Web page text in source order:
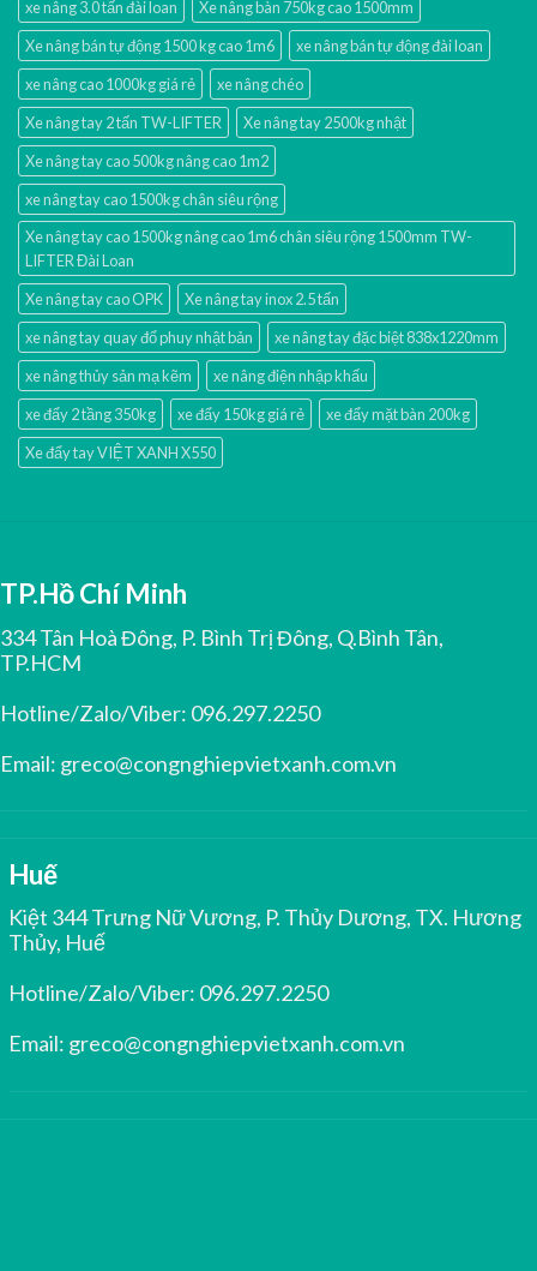
xe nâng 3.0 tấn đài loan
Xe nâng bàn 750kg cao 1500mm
Xe nâng bán tự động 1500 kg cao 1m6
xe nâng bán tự động đài loan
xe nâng cao 1000kg giá rẻ
xe nâng chéo
Xe nâng tay 2 tấn TW-LIFTER
Xe nâng tay 2500kg nhật
Xe nâng tay cao 500kg nâng cao 1m2
xe nâng tay cao 1500kg chân siêu rộng
Xe nâng tay cao 1500kg nâng cao 1m6 chân siêu rộng 1500mm TW-
LIFTER Đài Loan
Xe nâng tay cao OPK
Xe nâng tay inox 2.5 tấn
xe nâng tay quay đổ phuy nhật bản
xe nâng tay đặc biệt 838x1220mm
xe nâng thủy sản mạ kẽm
xe nâng điện nhập khấu
xe đẩy 2 tầng 350kg
xe đẩy 150kg giá rẻ
xe đẩy mặt bàn 200kg
Xe đẩy tay VIỆT XANH X550
TP.Hồ Chí Minh
334 Tân Hoà Đông, P. Bình Trị Đông, Q.Bình Tân,
TP.HCM
Hotline/Zalo/Viber: 096.297.2250
Email: greco@congnghiepvietxanh.com.vn
Huế
Kiệt 344 Trưng Nữ Vương, P. Thủy Dương, TX. Hương
Thủy, Huế
Hotline/Zalo/Viber: 096.297.2250
Email: greco@congnghiepvietxanh.com.vn